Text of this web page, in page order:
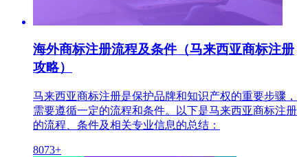
海外商标注册流程及条件（马来西亚商标注册
攻略）
马来西亚商标注册是保护品牌和知识产权的重要步骤，
需要遵循一定的流程和条件。以下是马来西亚商标注册
的流程、条件及相关专业信息的总结：
8073+